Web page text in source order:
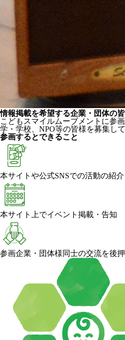
情報掲載を希望する企業・団体の
こどもスマイルムーブメントに参
学・学校、NPO等の皆様を募集して
参画するとできること
本サイトや公式SNSでの活動の紹介
本サイト上でイベント掲載・告知
参画企業・団体様同士の交流を後